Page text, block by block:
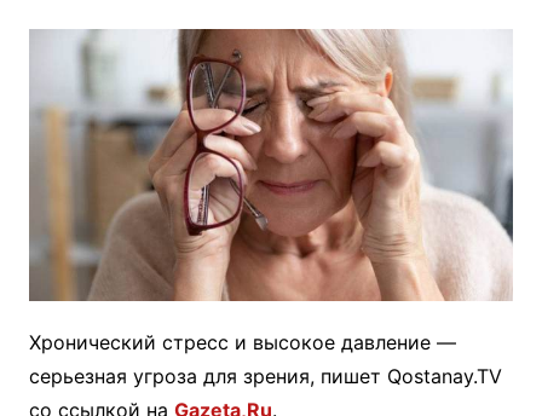
Хронический стресс и высокое давление —
серьезная угроза для зрения, пишет Qostanay.TV
со ссылкой на Gazeta,Ru.